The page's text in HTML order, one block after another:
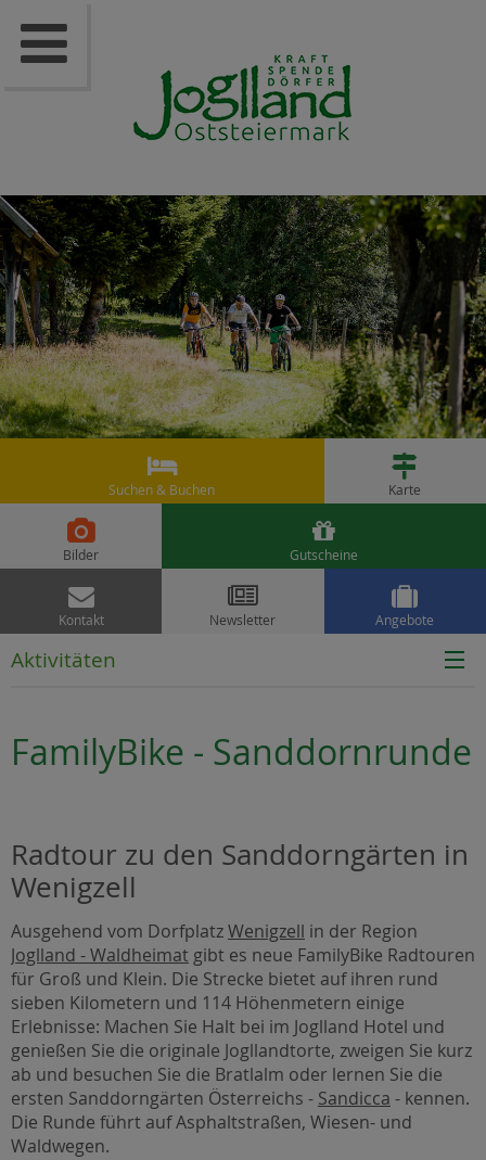

Suchen & Buchen

Karte

Bilder

Gutscheine

Kontakt

Newsletter

Angebote
Aktivitäten
FamilyBike - Sanddornrunde
Radtour zu den Sanddorngärten in
Wenigzell
Ausgehend vom DorfplatzWenigzell in der Region
Joglland - Waldheimat gibt es neue FamilyBike Radtouren
für Groß und Klein. Die Strecke bietet auf ihren rund
sieben Kilometern und 114 Höhenmetern einige
Erlebnisse: Machen Sie Halt bei im Joglland Hotel und
genießen Sie die originale Jogllandtorte, zweigen Sie kurz
ab und besuchen Sie die Bratlalm oder lernen Sie die
ersten Sanddorngärten Österreichs - Sandicca - kennen.
Die Runde führt auf Asphaltstraßen, Wiesen- und
Waldwegen.
